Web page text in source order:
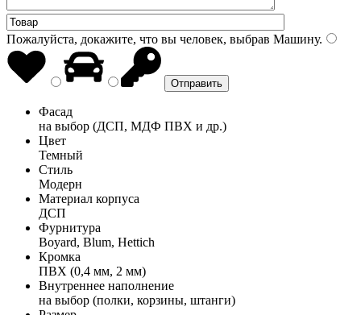
Пожалуйста, докажите, что вы человек, выбрав Машину.
Фасад
на выбор (ДСП, МДФ ПВХ и др.)
Цвет
Темный
Стиль
Модерн
Материал корпуса
ДСП
Фурнитура
Boyard, Blum, Hettich
Кромка
ПВХ (0,4 мм, 2 мм)
Внутреннее наполнение
на выбор (полки, корзины, штанги)